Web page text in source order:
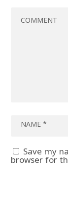
Save my
browser for